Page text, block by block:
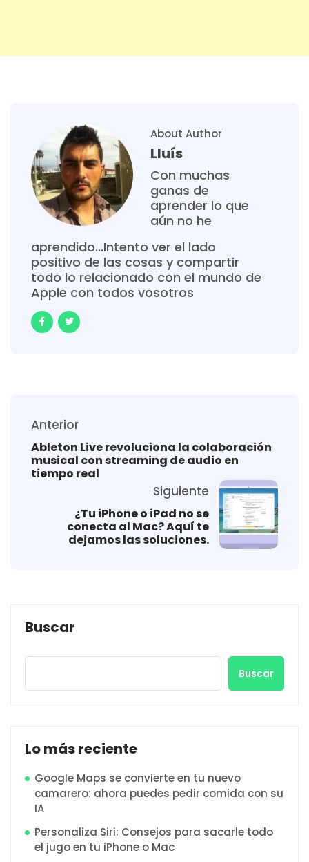
About Author
Lluís
Con muchas
ganas de
aprender lo que
aún no he
aprendido...Intento ver el lado
positivo de las cosas y compartir
todo lo relacionado con el mundo de
Apple con todos vosotros
Anterior
Ableton Live revoluciona la colaboración
musical con streaming de audio en
tiempo real
Siguiente
¿Tu iPhone o iPad no se
conecta al Mac? Aquí te
dejamos las soluciones.
Buscar
Buscar
Lo más reciente
Google Maps se convierte en tu nuevo
camarero: ahora puedes pedir comida con su
IA
Personaliza Siri: Consejos para sacarle todo
el jugo en tu iPhone o Mac